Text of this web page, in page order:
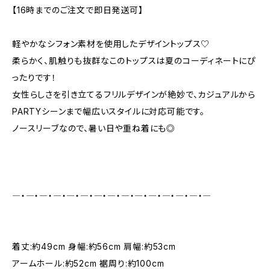
【16時までのご注文で即日発送可】
軽やかなシフォン素材を使用したデザイントップス♡
柔らかく、肌触りも抜群なこのトップスは夏のコーディネートにぴ
ったりです！
女性らしさを引き立てるフリルデザインが絶妙で、カジュアルから
PARTYシーンまで幅広いスタイルに対応可能です。
ノースリーブなので、暑い日や重ね着にも◎
―・―・―・―・―・―・―・―・―・―・―・―・―・―・―
着丈:約49cm 身幅:約56cm 肩幅:約53cm
アームホール:約52cm 裾周り:約100cm